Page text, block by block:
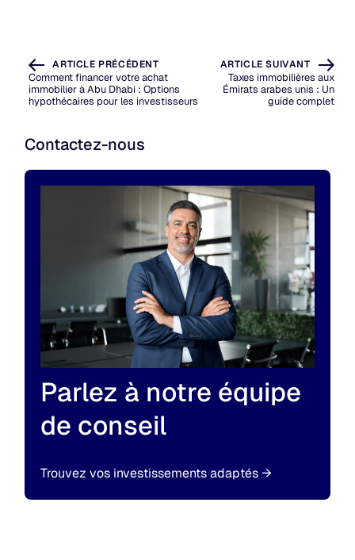
ARTICLE PRÉCÉDENT
Comment financer votre achat
immobilier à Abu Dhabi : Options
hypothécaires pour les investisseurs
ARTICLE SUIVANT
Taxes immobilières aux
Émirats arabes unis : Un
guide complet
Contactez-nous
Parlez à notre équipe
de conseil
Trouvez vos investissements adaptés→